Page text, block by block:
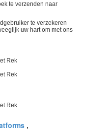
te verzenden naar
te verzekeren
uw hart om met ons
,